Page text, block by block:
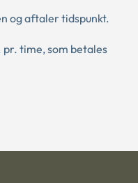
og aftaler tidspunkt.
time, som betales